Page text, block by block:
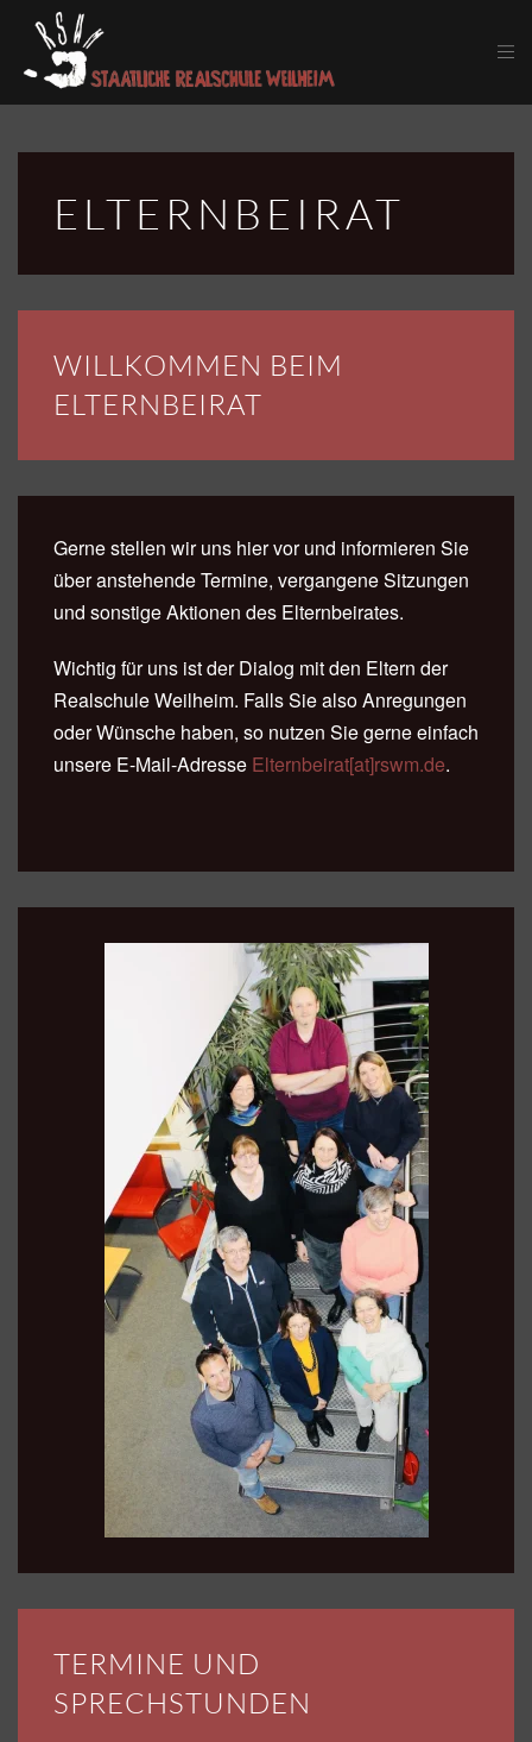
Skip to main content
ELTERNBEIRAT
WILLKOMMEN BEIM
ELTERNBEIRAT
Gerne stellen wir uns hier vor und informieren Sie
über anstehende Termine, vergangene Sitzungen
und sonstige Aktionen des Elternbeirates.
Wichtig für uns ist der Dialog mit den Eltern der
Realschule Weilheim. Falls Sie also Anregungen
oder Wünsche haben, so nutzen Sie gerne einfach
unsere E-Mail-Adresse Elternbeirat[at]rswm.de.
TERMINE UND
SPRECHSTUNDEN